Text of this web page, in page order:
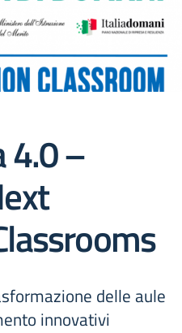
4.0 –
delle aule
innovativi